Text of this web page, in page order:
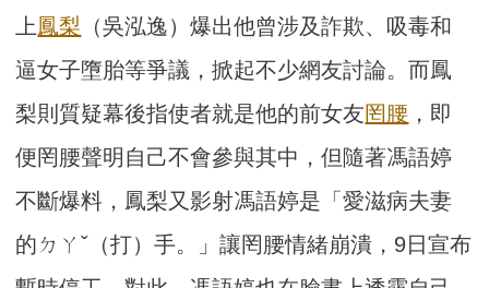
上鳳梨 （吳泓逸）爆出他曾涉及詐欺、吸毒和
逼女子墮胎等爭議，掀起不少網友討論。而鳳
梨則質疑幕後指使者就是他的前女友罔腰 ，即
便罔腰聲明自己不會參與其中，但隨著馮語婷
不斷爆料，鳳梨又影射馮語婷是「愛滋病夫妻
的ㄉㄚˇ（打）手。」讓罔腰情緒崩潰，9日宣布